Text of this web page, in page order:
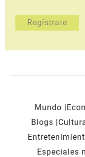
Mundo
Blogs
Especiales